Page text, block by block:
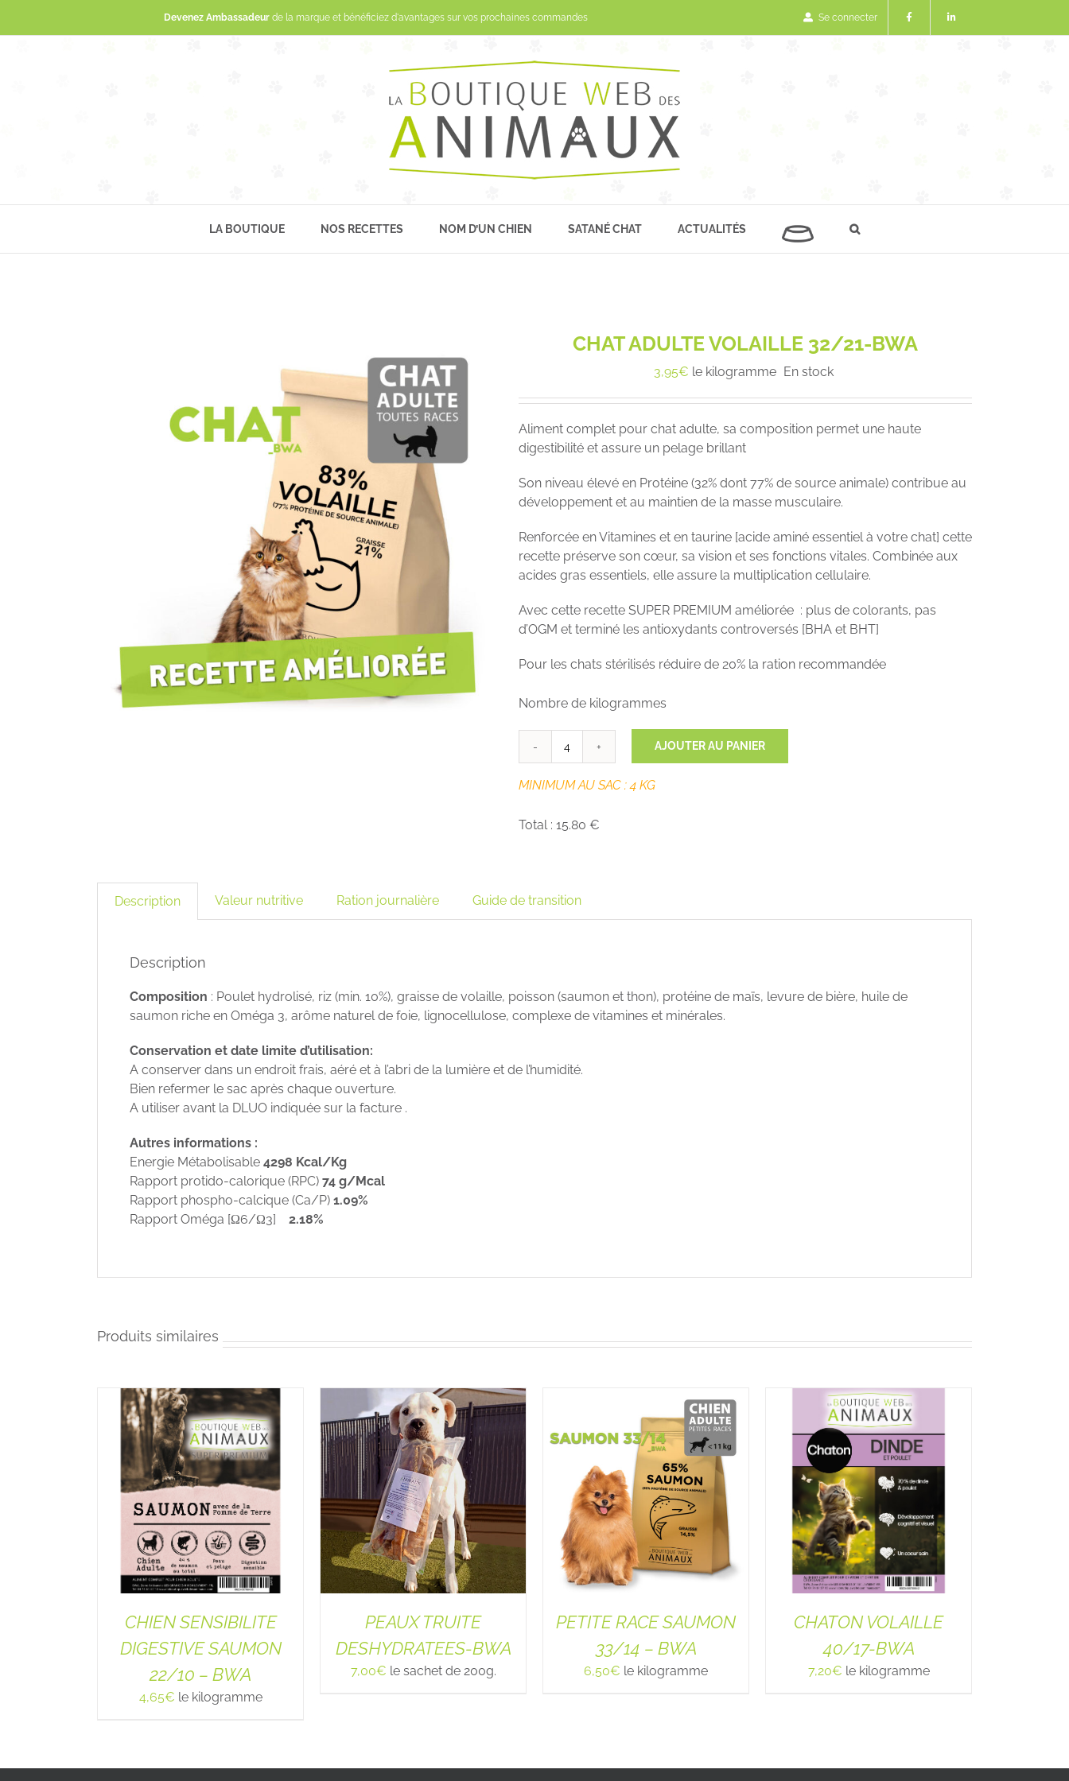
Devenez Ambassadeurde la marque et bénéficiez d'avantages sur vos prochaines commandes Se connecter
LA BOUTIQUE NOS RECETTES NOM D’UN CHIEN SATANÉ CHAT ACTUALITÉS
CHAT ADULTE VOLAILLE 32/21-BWA
3,95€ le kilogramme En stock
Aliment complet pour chat adulte, sa composition permet une haute
digestibilité et assure un pelage brillant
Son niveau élevé en Protéine (32% dont 77% de source animale) contribue au
développement et au maintien de la masse musculaire.
Renforcée en Vitamines et en taurine [acide aminé essentiel à votre chat] cette
recette préserve son cœur, sa vision et ses fonctions vitales. Combinée aux
acides gras essentiels, elle assure la multiplication cellulaire.
Avec cette recette SUPER PREMIUM améliorée : plus de colorants, pas
d’OGM et terminé les antioxydants controversés [BHA et BHT]
Pour les chats stérilisés réduire de 20% la ration recommandée
Nombre de kilogrammes
quantité
CHAT
VOLAILLE
AJOUTER AU PANIER
MINIMUM AU SAC : 4 KG
Total : 15.80 €
Description Valeur nutritive Ration journalière Guide de transition
Description
Composition : Poulet hydrolisé, riz (min. 10%), graisse de volaille, poisson (saumon et thon), protéine de maïs, levure de bière, huile de
saumon riche en Oméga 3, arôme naturel de foie, lignocellulose, complexe de vitamines et minérales.
Conservation et date limite d’utilisation:
A conserver dans un endroit frais, aéré et à l’abri de la lumière et de l’humidité.
Bien refermer le sac après chaque ouverture.
A utiliser avant la DLUO indiquée sur la facture .
Autres informations :
Energie Métabolisable 4298 Kcal/Kg
Rapport protido-calorique (RPC) 74 g/Mcal
Rapport phospho-calcique (Ca/P) 1.09%
Rapport Oméga [Ω6/Ω3]
2.18%
Produits similaires
CHIEN SENSIBILITE
DIGESTIVE SAUMON
22/10 – BWA
4,65€ le kilogramme
PEAUX TRUITE
DESHYDRATEES-BWA
7,00€ le sachet de 200g.
PETITE RACE SAUMON
33/14 – BWA
6,50€ le kilogramme
CHATON VOLAILLE
40/17-BWA
7,20€ le kilogramme